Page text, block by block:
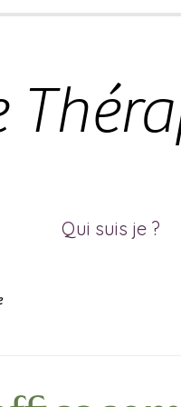
Qui suis je ?